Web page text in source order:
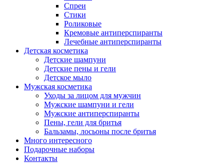
Спреи
Стики
Роликовые
Кремовые антиперспиранты
Лечебные антиперспиранты
Детская косметика
Детские шампуни
Детские пены и гели
Детское мыло
Мужская косметика
Уходы за лицом для мужчин
Мужские шампуни и гели
Мужские антиперспиранты
Пены, гели для бритья
Бальзамы, лосьоны после бритья
Много интересного
Подарочные наборы
Контакты